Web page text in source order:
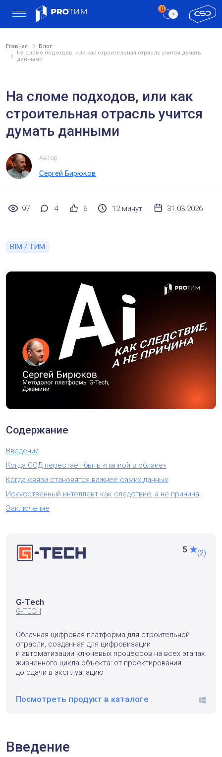
Главная
Блог
На сломе подходов, или как строительная отрасль учится думать
данными
На сломе подходов, или как
строительная отрасль учится
думать данными
Автор
Сергей Бирюков
97 4 6 12 минут 31.03.2026
BIM / ТИМ
Содержание
Введение
Когда СОД перестаёт быть «папкой в облаке»
Когда связи становятся важнее самих данных
Искусственный интеллект как следствие, а не причина
Заключение
5 (2)
G-Tech
G-TECH
Облачная цифровая платформа для строительной
отрасли, созданная для цифровизации
и автоматизации ключевых процессов на всех этапах
жизненного цикла объекта: от проектирования
до сдачи в эксплуатацию
Посмотреть продукт в каталоге
Введение